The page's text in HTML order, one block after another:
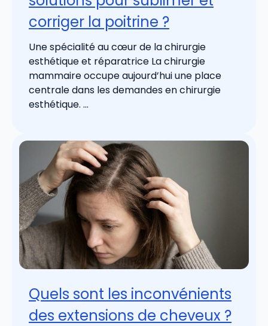
corriger la poitrine ?
Une spécialité au cœur de la chirurgie
esthétique et réparatrice La chirurgie
mammaire occupe aujourd’hui une place
centrale dans les demandes en chirurgie
esthétique. ...
Quels sont les inconvénients
des extensions de cheveux ?